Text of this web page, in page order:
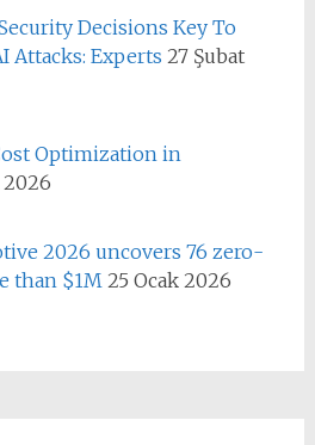
Decisions Key To
Attacks: Experts 27 Şubat
Optimization in
2026
2026 uncovers 76 zero-
than $1M 25 Ocak 2026